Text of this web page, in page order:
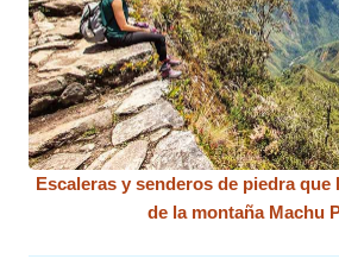
Escaleras y senderos de piedra que
de la montaña Machu